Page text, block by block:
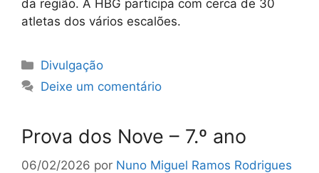
da região. A HBG participa com cerca de 30
atletas dos vários escalões.
Categorias
Divulgação
Deixe um comentário
Prova dos Nove – 7.º ano
06/02/2026 por Nuno Miguel Ramos Rodrigues